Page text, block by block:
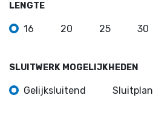
LENGTE
16 20 25 30
SLUITWERK MOGELIJKHEDEN
Gelijksluitend Sluitplan